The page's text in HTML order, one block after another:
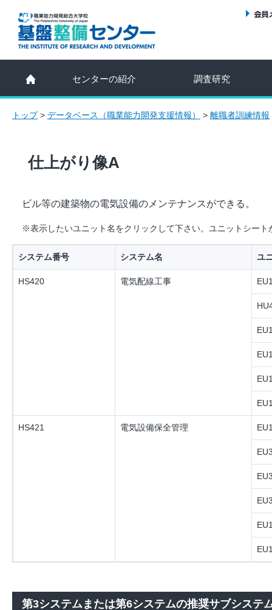
センターの紹介 調査研究
トップ> データベース（職業能力開発支援情報） > 離職者訓練情報
仕上がり像A
ビル等の建築物の電気設備のメンテナンスができる。
※表示したいユニット名をクリックして下さい。ユニットシート
システム番号 システム名 ユ
HS420 電気配線工事
HS421 電気設備保全管理
第3システムまたは第6システムの推奨サブシステ